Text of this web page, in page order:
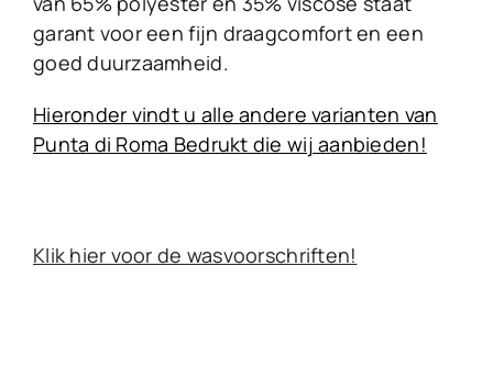
garant voor een fijn draagcomfort en een
goed duurzaamheid.
Hieronder vindt u alle andere varianten van
Punta di Roma Bedrukt die wij aanbieden!
Klik hier voor de wasvoorschriften!